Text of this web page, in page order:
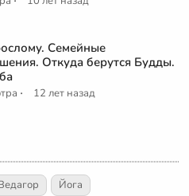
Семейные
Откуда берутся Будды.
· 12 лет назад
Йога